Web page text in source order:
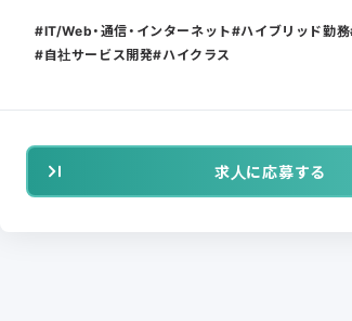
IT/Web・通信・インターネット ハイブリッド勤務
自社サービス開発 ハイクラス
求人に応募する